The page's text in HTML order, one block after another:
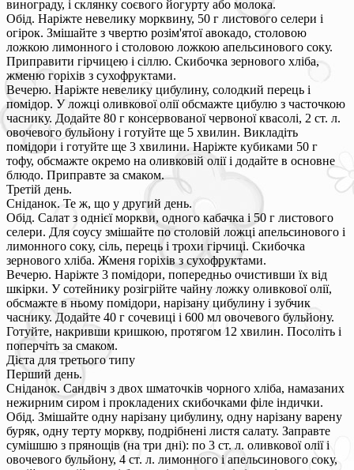
винограду, і склянку соєвого йогурту або молока.
Обід. Наріжте невелику морквину, 50 г листового селери і
огірок. Змішайте з чвертю розім'ятої авокадо, столовою
ложкою лимонного і столовою ложкою апельсинового соку.
Приправити гірчицею і сіллю. Скибочка зернового хліба,
жменю горіхів з сухофруктами.
Вечерю. Наріжте невелику цибулину, солодкий перець і
помідор. У ложці оливкової олії обсмажте цибулю з часточкою
часнику. Додайте 80 г консервованої червоної квасолі, 2 ст. л.
овочевого бульйону і готуйте ще 5 хвилин. Викладіть
помідори і готуйте ще 3 хвилини. Наріжте кубиками 50 г
тофу, обсмажте окремо на оливковій олії і додайте в основне
блюдо. Приправте за смаком.
Третій день.
Сніданок. Те ж, що у другий день.
Обід. Салат з однієї моркви, одного кабачка і 50 г листового
селери. Для соусу змішайте по столовій ложці апельсинового і
лимонного соку, сіль, перець і трохи гірчиці. Скибочка
зернового хліба. Жменя горіхів з сухофруктами.
Вечерю. Наріжте 3 помідори, попередньо очистивши їх від
шкірки. У сотейнику розігрійте чайну ложку оливкової олії,
обсмажте в ньому помідори, нарізану цибулину і зубчик
часнику. Додайте 40 г сочевиці і 600 мл овочевого бульйону.
Готуйте, накривши кришкою, протягом 12 хвилин. Посоліть і
поперчіть за смаком.
Дієта для третього типу
Перший день.
Сніданок. Сандвіч з двох шматочків чорного хліба, намазаних
нежирним сиром і прокладених скибочками філе індички.
Обід. Змішайте одну нарізану цибулину, одну нарізану варену
буряк, одну терту моркву, подрібнені листя салату. Заправте
сумішшю з прянощів (на три дні): по 3 ст. л. оливкової олії і
овочевого бульйону, 4 ст. л. лимонного і апельсинового соку,